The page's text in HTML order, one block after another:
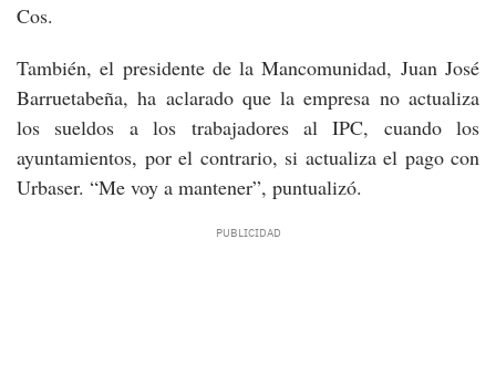
Cos.
También, el presidente de la Mancomunidad, Juan José
Barruetabeña, ha aclarado que la empresa no actualiza
los sueldos a los trabajadores al IPC, cuando los
ayuntamientos, por el contrario, si actualiza el pago con
Urbaser. “Me voy a mantener”, puntualizó.